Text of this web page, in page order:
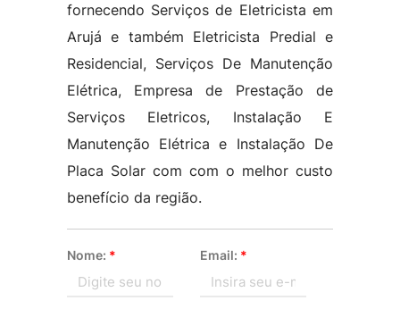
fornecendo Serviços de Eletricista em
Arujá e também Eletricista Predial e
Residencial, Serviços De Manutenção
Elétrica, Empresa de Prestação de
Serviços Eletricos, Instalação E
Manutenção Elétrica e Instalação De
Placa Solar com com o melhor custo
benefício da região.
Nome: * Email: *